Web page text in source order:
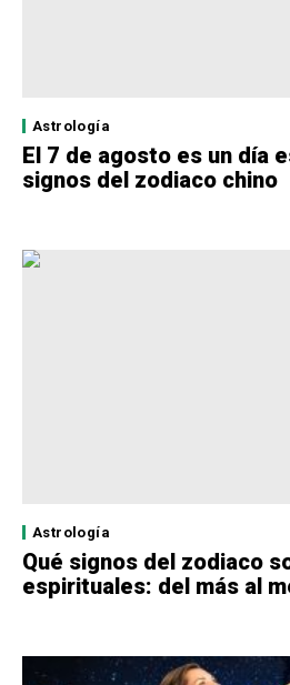
Astrología
El 7 de agosto es un día
signos del zodiaco chino
Astrología
Qué signos del zodiaco
espirituales: del más al